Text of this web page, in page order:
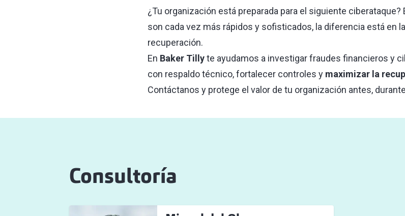
¿Tu organización está preparada para el siguiente
son cada vez más rápidos y sofisticados, la diferencia está en
recuperación.
En Baker Tillyte ayudamos a investigar fraudes financieros y
con respaldo técnico, fortalecer controles y maximizar la
Contáctanos y protege el valor de tu organización antes,
Consultoría